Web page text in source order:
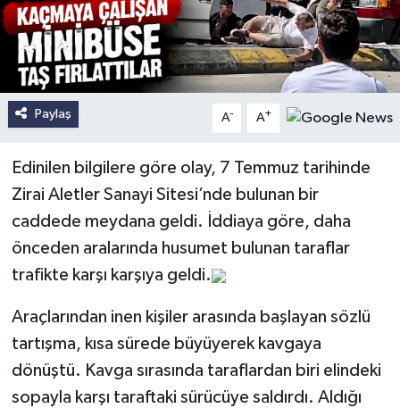
Paylaş A- A+
Edinilen bilgilere göre olay, 7 Temmuz tarihinde
Zirai Aletler Sanayi Sitesi’nde bulunan bir
caddede meydana geldi. İddiaya göre, daha
önceden aralarında husumet bulunan taraflar
trafikte karşı karşıya geldi.
Araçlarından inen kişiler arasında başlayan sözlü
tartışma, kısa sürede büyüyerek kavgaya
dönüştü. Kavga sırasında taraflardan biri elindeki
sopayla karşı taraftaki sürücüye saldırdı. Aldığı